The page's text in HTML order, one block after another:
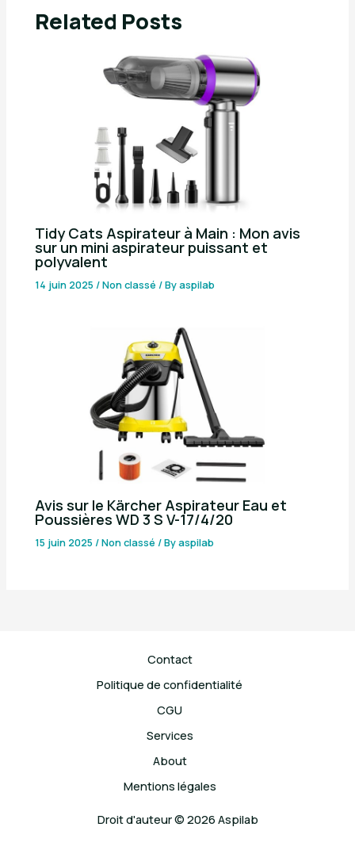
Related Posts
Tidy Cats Aspirateur à Main : Mon avis
sur un mini aspirateur puissant et
polyvalent
14 juin 2025/Non classé / Byaspilab
Avis sur le Kärcher Aspirateur Eau et
Poussières WD 3 S V-17/4/20
15 juin 2025/Non classé / Byaspilab
Contact
Politique de confidentialité
CGU
Services
About
Mentions légales
Droit d'auteur © 2026 Aspilab